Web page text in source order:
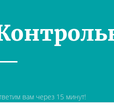
вам через 15 минут!